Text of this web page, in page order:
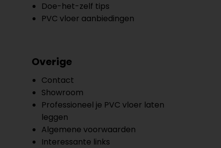
Doe-het-zelf tips
PVC vloer aanbiedingen
Overige
Contact
Showroom
Professioneel je PVC vloer laten
leggen
Algemene voorwaarden
Interessante links